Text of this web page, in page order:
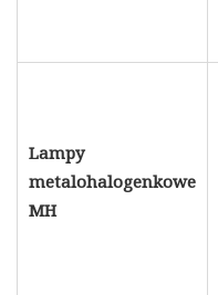
Lampy
metalohalogenkowe
MH